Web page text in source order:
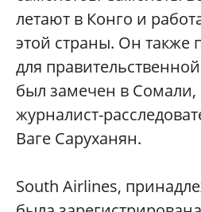
летают в Конго и
этой страны. Он также
для
был замечен в Сомали,
журналист-
Ваге Саруханян.
South Airlines,